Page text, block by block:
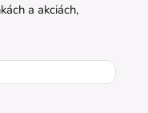
a akciách,